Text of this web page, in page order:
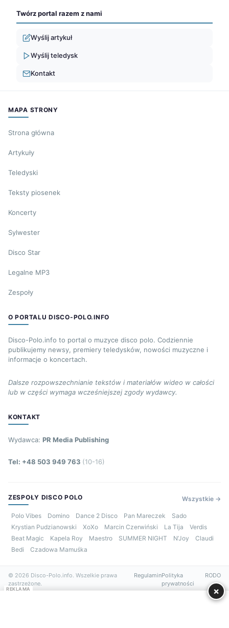
Twórz portal razem z nami
Wyślij artykuł
Wyślij teledysk
Kontakt
MAPA STRONY
Strona główna
Artykuły
Teledyski
Teksty piosenek
Koncerty
Sylwester
Disco Star
Legalne MP3
Zespoły
O PORTALU DISCO-POLO.INFO
Disco-Polo.info to portal o muzyce disco polo. Codziennie
publikujemy newsy, premiery teledysków, nowości muzyczne i
informacje o koncertach.
Dalsze rozpowszechnianie tekstów i materiałów wideo w całości
lub w części wymaga wcześniejszej zgody wydawcy.
KONTAKT
Wydawca: PR Media Publishing
Tel: +48 503 949 763 (10-16)
ZESPOŁY DISCO POLO Wszystkie →
Polo Vibes Domino Dance 2 Disco Pan Mareczek
Sado
Krystian Pudzianowski
XoXo Marcin Czerwiński La Tija
Verdis
Beat Magic
Kapela Roy Maestro SUMMER NIGHT N’Joy
Claudi
Bedi
Czadowa Mamuśka
© 2026 Disco-Polo.info. Wszelkie prawa
zastrzeżone.
RegulaminPolityka
prywatności
RODO
REKLAMA ×